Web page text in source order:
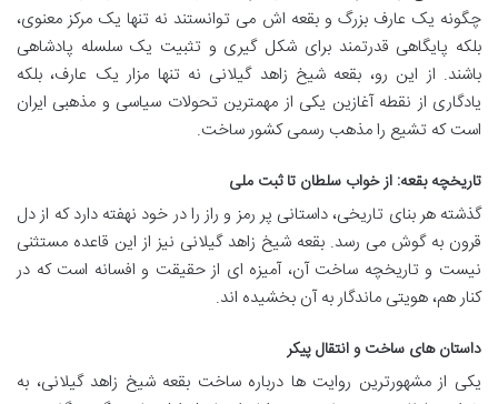
چگونه یک عارف بزرگ و بقعه اش می توانستند نه تنها یک مرکز معنوی،
بلکه پایگاهی قدرتمند برای شکل گیری و تثبیت یک سلسله پادشاهی
باشند. از این رو، بقعه شیخ زاهد گیلانی نه تنها مزار یک عارف، بلکه
یادگاری از نقطه آغازین یکی از مهمترین تحولات سیاسی و مذهبی ایران
است که تشیع را مذهب رسمی کشور ساخت.
تاریخچه بقعه: از خواب سلطان تا ثبت ملی
گذشته هر بنای تاریخی، داستانی پر رمز و راز را در خود نهفته دارد که از دل
قرون به گوش می رسد. بقعه شیخ زاهد گیلانی نیز از این قاعده مستثنی
نیست و تاریخچه ساخت آن، آمیزه ای از حقیقت و افسانه است که در
کنار هم، هویتی ماندگار به آن بخشیده اند.
داستان های ساخت و انتقال پیکر
یکی از مشهورترین روایت ها درباره ساخت بقعه شیخ زاهد گیلانی، به